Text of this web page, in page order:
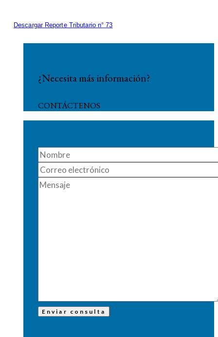
Descargar Reporte Tributario n° 73
¿Necesita más información?
CONTÁCTENOS